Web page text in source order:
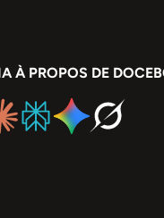
À PROPOS DE